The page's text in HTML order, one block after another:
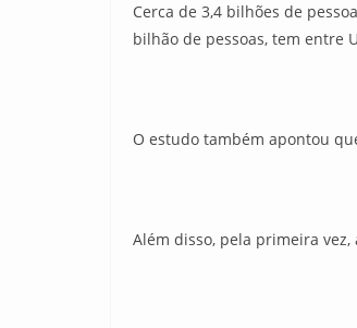
Cerca de 3,4 bilhões de
bilhão de pessoas, tem entre
O estudo também apontou
Além disso, pela primeira